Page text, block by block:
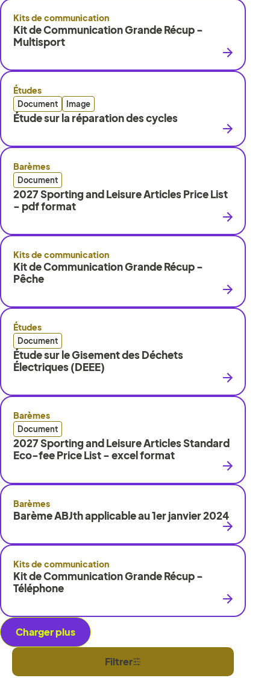
Kits de communication
Kit de Communication Grande Récup -
Multisport
Études
Document Image
Étude sur la réparation des cycles
Barèmes
Document
2027 Sporting and Leisure Articles Price List
- pdf format
Kits de communication
Kit de Communication Grande Récup -
Pêche
Études
Document
Étude sur le Gisement des Déchets
Électriques (DEEE)
Barèmes
Document
2027 Sporting and Leisure Articles Standard
Eco-fee Price List - excel format
Barèmes
Barème ABJth applicable au 1er janvier 2024
Kits de communication
Kit de Communication Grande Récup -
Téléphone
Charger plus
Filtrer